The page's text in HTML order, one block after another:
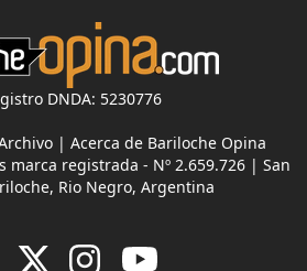
DNDA: 5230776
| Acerca de Bariloche Opina
marca registrada - Nº 2.659.726 | San
Rio Negro, Argentina